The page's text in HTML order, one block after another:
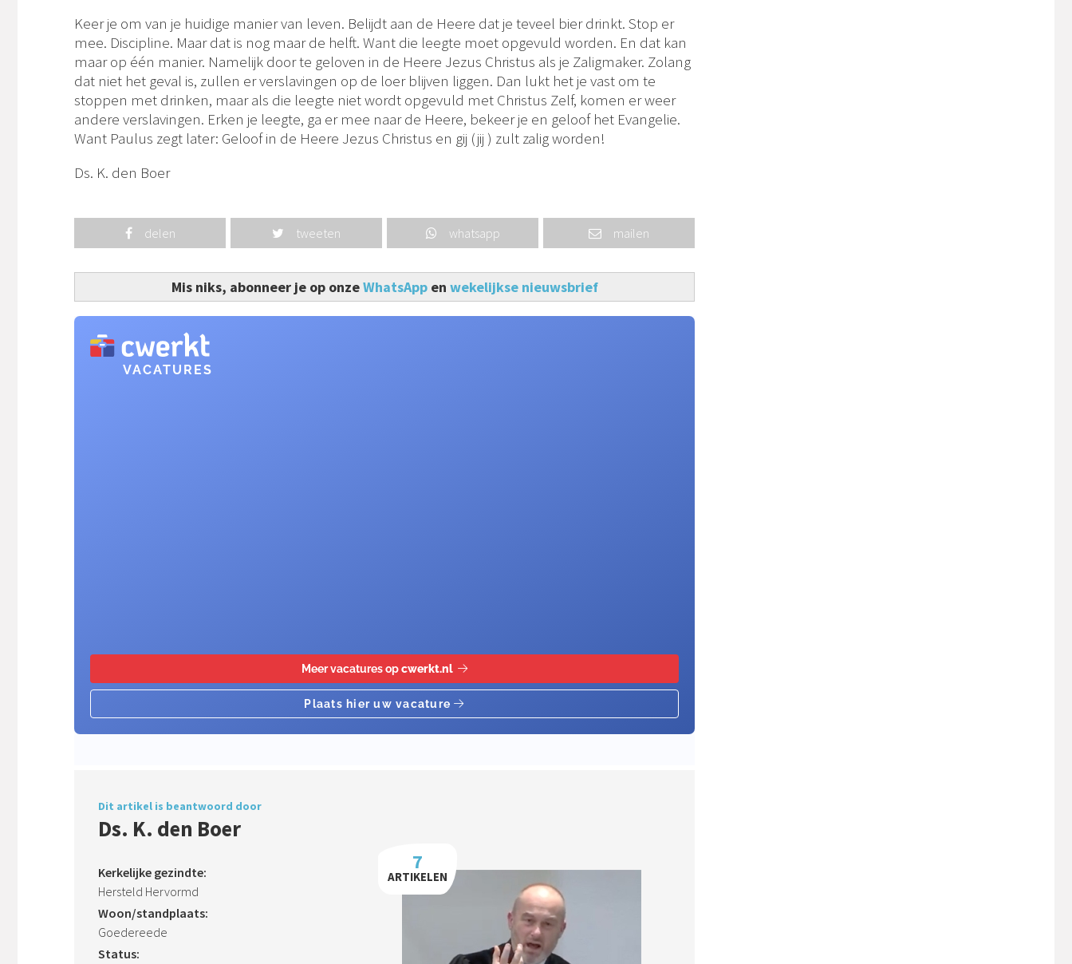
Keer je om van je huidige manier van leven. Belijdt aan de Heere dat je teveel bier drinkt. Stop er
mee. Discipline. Maar dat is nog maar de helft. Want die leegte moet opgevuld worden. En dat kan
maar op één manier. Namelijk door te geloven in de Heere Jezus Christus als je Zaligmaker. Zolang
dat niet het geval is, zullen er verslavingen op de loer blijven liggen. Dan lukt het je vast om te
stoppen met drinken, maar als die leegte niet wordt opgevuld met Christus Zelf, komen er weer
andere verslavingen. Erken je leegte, ga er mee naar de Heere, bekeer je en geloof het Evangelie.
Want Paulus zegt later: Geloof in de Heere Jezus Christus en gij (jij ) zult zalig worden!
Ds. K. den Boer
delen tweeten whatsapp mailen
Mis niks, abonneer je op onzeWhatsAppen wekelijkse nieuwsbrief
Dit artikel is beantwoord door
Ds. K. den Boer
Kerkelijke gezindte:
Hersteld Hervormd
Woon/standplaats:
Goedereede
Status:
7
ARTIKELEN